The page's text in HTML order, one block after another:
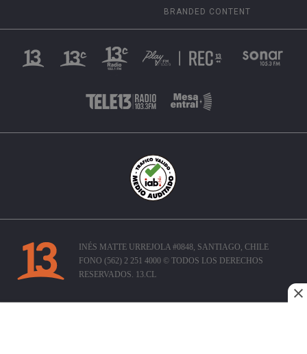
BRANDED CONTENT
INÉS MATTE URREJOLA #0848, SANTIAGO, CHILE
FONO (562) 2 251 4000 © TODOS LOS DERECHOS
RESERVADOS. 13.CL